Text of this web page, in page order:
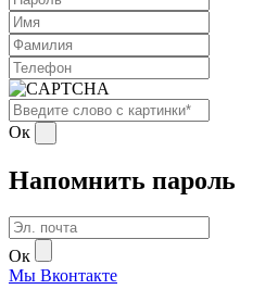
Ок
Напомнить пароль
Ок
Мы Вконтакте